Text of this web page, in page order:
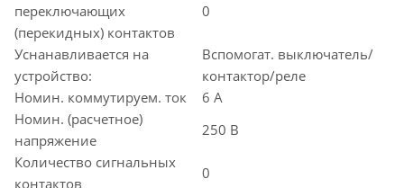
переключающих
(перекидных) контактов
0
Уснанавливается на
устройство:
Вспомогат. выключатель/
контактор/реле
Номин. коммутируем. ток
6 А
Номин. (расчетное)
напряжение
250 В
Количество сигнальных
контактов
0